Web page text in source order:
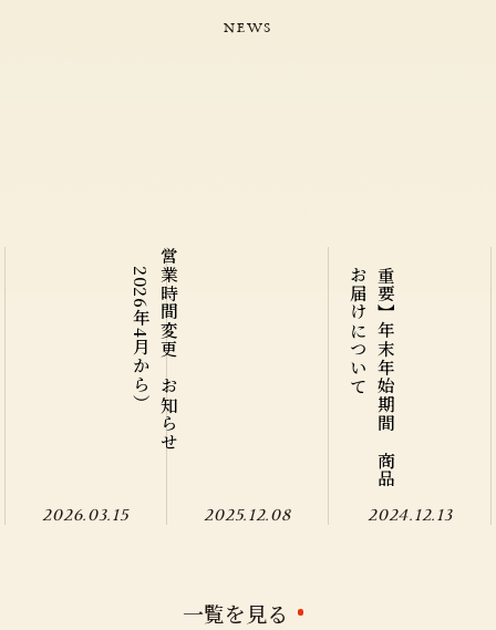
NEWS
営
業
時
間
変
更
の
お
知
ら
せ
（
2
0
2
6
年
4
月
か
ら
）
2026.03.15
【
重
要
】
年
末
年
始
期
間
の
商
品
の
お
届
け
に
つ
い
て
2025.12.08 2024.12.13
一覧を見る